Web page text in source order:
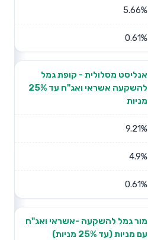
5.66%
0.61%
אנליסט מסלולית - קופת גמל
להשקעה אשראי ואג"ח עד 25%
מניות
9.21%
4.9%
0.61%
מור גמל להשקעה -אשראי ואג"ח
עם מניות (עד 25% מניות)